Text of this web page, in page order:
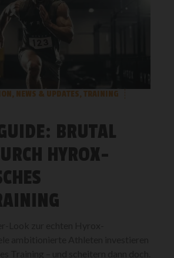
, NEWS & UPDATES, TRAINING
BRUTAL
HYROX-